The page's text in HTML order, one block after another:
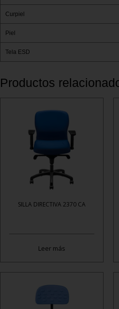
Curpiel
Piel
Tela ESD
Productos
SILLA DIRECTIVA 2370 CA
Leer más